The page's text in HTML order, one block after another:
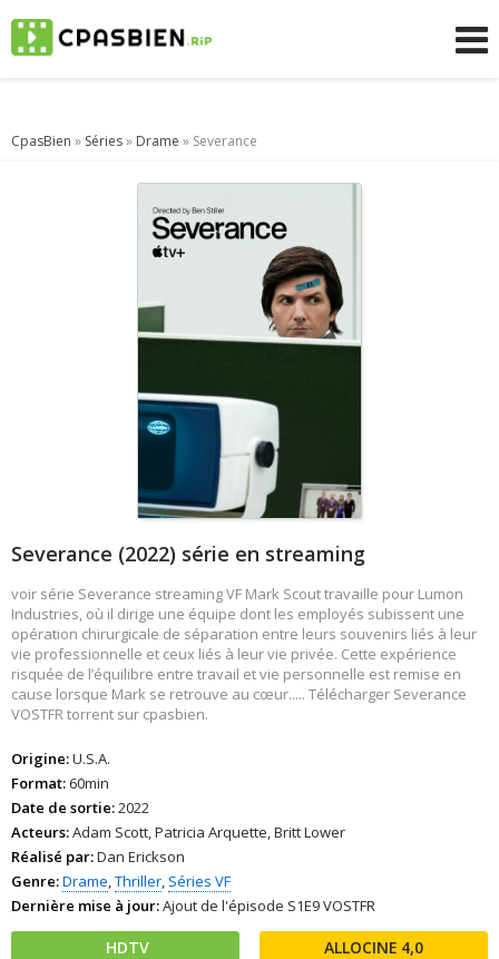
CpasBien » Séries» Drame » Severance
Severance (2022) série en streaming
voir série Severance streaming VF Mark Scout travaille pour Lumon
Industries, où il dirige une équipe dont les employés subissent une
opération chirurgicale de séparation entre leurs souvenirs liés à leur
vie professionnelle et ceux liés à leur vie privée. Cette expérience
risquée de l’équilibre entre travail et vie personnelle est remise en
cause lorsque Mark se retrouve au cœur..... Télécharger Severance
VOSTFR torrent sur cpasbien.
Origine:U.S.A.
Format: 60min
Date de sortie:2022
Acteurs:Adam Scott, Patricia Arquette, Britt Lower
Réalisé par:Dan Erickson
Genre:Drame,Thriller, Séries VF
Dernière mise à jour:Ajout de l'épisode S1E9 VOSTFR
HDTV 4,0